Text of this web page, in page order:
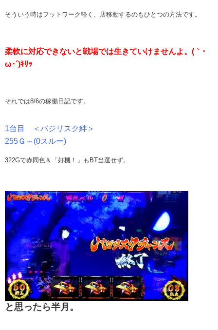
そういう時はフットワーク軽く、店移動するのもひとつの方法です。
柔軟に対応できないと戦場では生きていけませんよ。(｀･
ω･´)ｷﾘｯ
それでは8/6の稼働日記です。
1台目 ＜バジリスク絆＞
255Ｇ～(0スルー)
322Gで赤同色＆「好機！」もBT当選せず。
と思ったら半月。